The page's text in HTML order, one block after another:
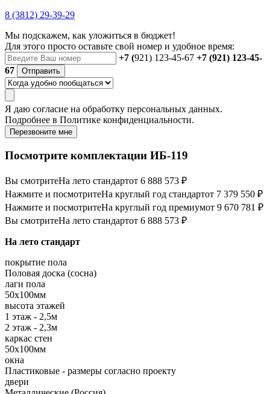
8 (3812) 29-39-29
Мы подскажем, как уложиться в бюджет!
Для этого просто оставьте свой номер и удобное время:
+7 (921) 123-45-67 +7 (921) 123-45-
67
Отправить
Я даю согласие на обработку персональных данных.
Подробнее в Политике конфиденциальности.
Перезвоните мне
Посмотрите комплектации ИБ-119
Вы смотритеНа лето стандартот 6 888 573 ₽
Нажмите и посмотритеНа круглый год стандартот 7 379 550 ₽
Нажмите и посмотритеНа круглый год премиумот 9 670 781 ₽
Вы смотритеНа лето стандартот 6 888 573 ₽
На лето стандарт
покрытие пола
Половая доска (сосна)
лаги пола
50х100мм
высота этажей
1 этаж - 2,5м
2 этаж - 2,3м
каркас стен
50х100мм
окна
Пластиковые - размеры согласно проекту
двери